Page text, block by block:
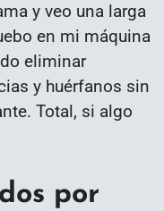
y veo una larga
en mi máquina
eliminar
y huérfanos sin
Total, si algo
por